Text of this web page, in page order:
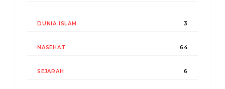
DUNIA ISLAM 3
NASEHAT 64
SEJARAH 6